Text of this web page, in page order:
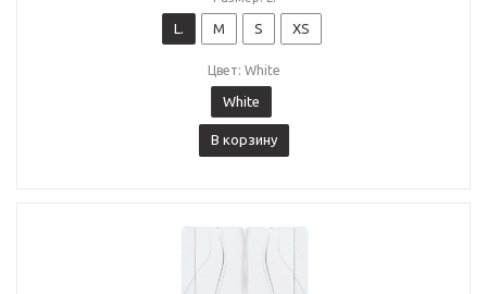
L. M S XS
Цвет: White
White
В корзину